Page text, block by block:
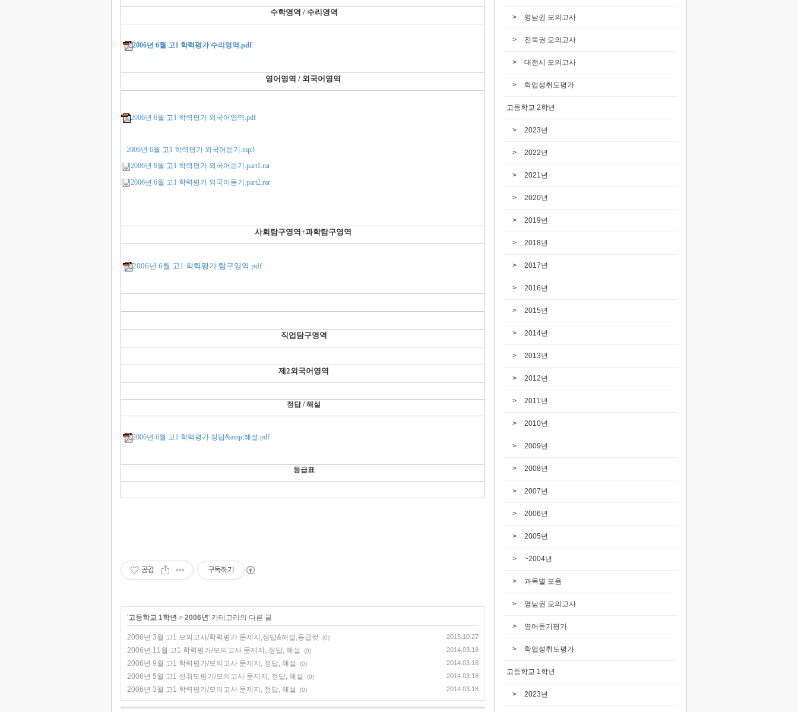
수학영역 / 수리영역
2006년 6월 고1 학력평가 수리영역.pdf
영어영역 / 외국어영역
2006년 6월 고1 학력평가 외국어영역.pdf
2006년 6월 고1 학력평가 외국어듣기.mp3
2006년 6월 고1 학력평가 외국어듣기.part1.rar
2006년 6월 고1 학력평가 외국어듣기.part2.rar
사회탐구영역+과학탐구영역
2006년 6월 고1 학력평가 탐구영역.pdf
직업탐구영역
제2외국어영역
정답 / 해설
2006년 6월 고1 학력평가 정답&amp;해설.pdf
등급표
공감 구독하기
'고등학교 1학년 > 2006년' 카테고리의 다른 글
2006년 3월 고1 모의고사/학력평가 문제지,정답&해설,등급컷 (0) 2015.10.27
2006년 11월 고1 학력평가/모의고사 문제지, 정답, 해설 (0) 2014.03.18
2006년 9월 고1 학력평가/모의고사 문제지, 정답, 해설 (0) 2014.03.18
2006년 5월 고1 성취도평가/모의고사 문제지, 정답, 해설 (0) 2014.03.18
2006년 3월 고1 학력평가/모의고사 문제지, 정답, 해설 (0) 2014.03.18
영남권 모의고사
전북권 모의고사
대전시 모의고사
학업성취도평가
고등학교 2학년
2023년
2022년
2021년
2020년
2019년
2018년
2017년
2016년
2015년
2014년
2013년
2012년
2011년
2010년
2009년
2008년
2007년
2006년
2005년
~2004년
과목별 모음
영남권 모의고사
영어듣기평가
학업성취도평가
고등학교 1학년
2023년